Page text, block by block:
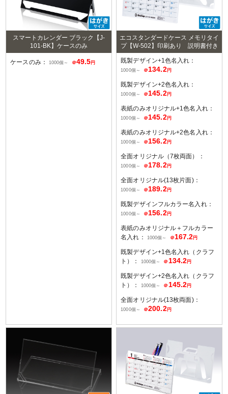
スマートカレンダー ブラック【J-
101-BK】ケースのみ
ケースのみ： 1000個～ ＠49.5 円
エコスタンダードケース メモリタイ
プ【W-502】印刷あり 説明書付き
既製デザイン+1色名入れ：
1000個～ ＠134.2円
既製デザイン+2色名入れ：
1000個～ ＠145.2円
表紙のみオリジナル+1色名入れ：
1000個～ ＠145.2円
表紙のみオリジナル+2色名入れ：
1000個～ ＠156.2円
全面オリジナル（7枚両面）：
1000個～ ＠178.2円
全面オリジナル(13枚片面)：
1000個～ ＠189.2円
既製デザインフルカラー名入れ：
1000個～ ＠156.2円
表紙のみオリジナル＋フルカラー
名入れ：
1000個～ ＠167.2 円
既製デザイン+1色名入れ（クラフ
ト）：
1000個～ ＠ 134.2 円
既製デザイン+2色名入れ（クラフ
ト）：
1000個～ ＠ 145.2 円
全面オリジナル(13枚両面)：
1000個～ ＠200.2円